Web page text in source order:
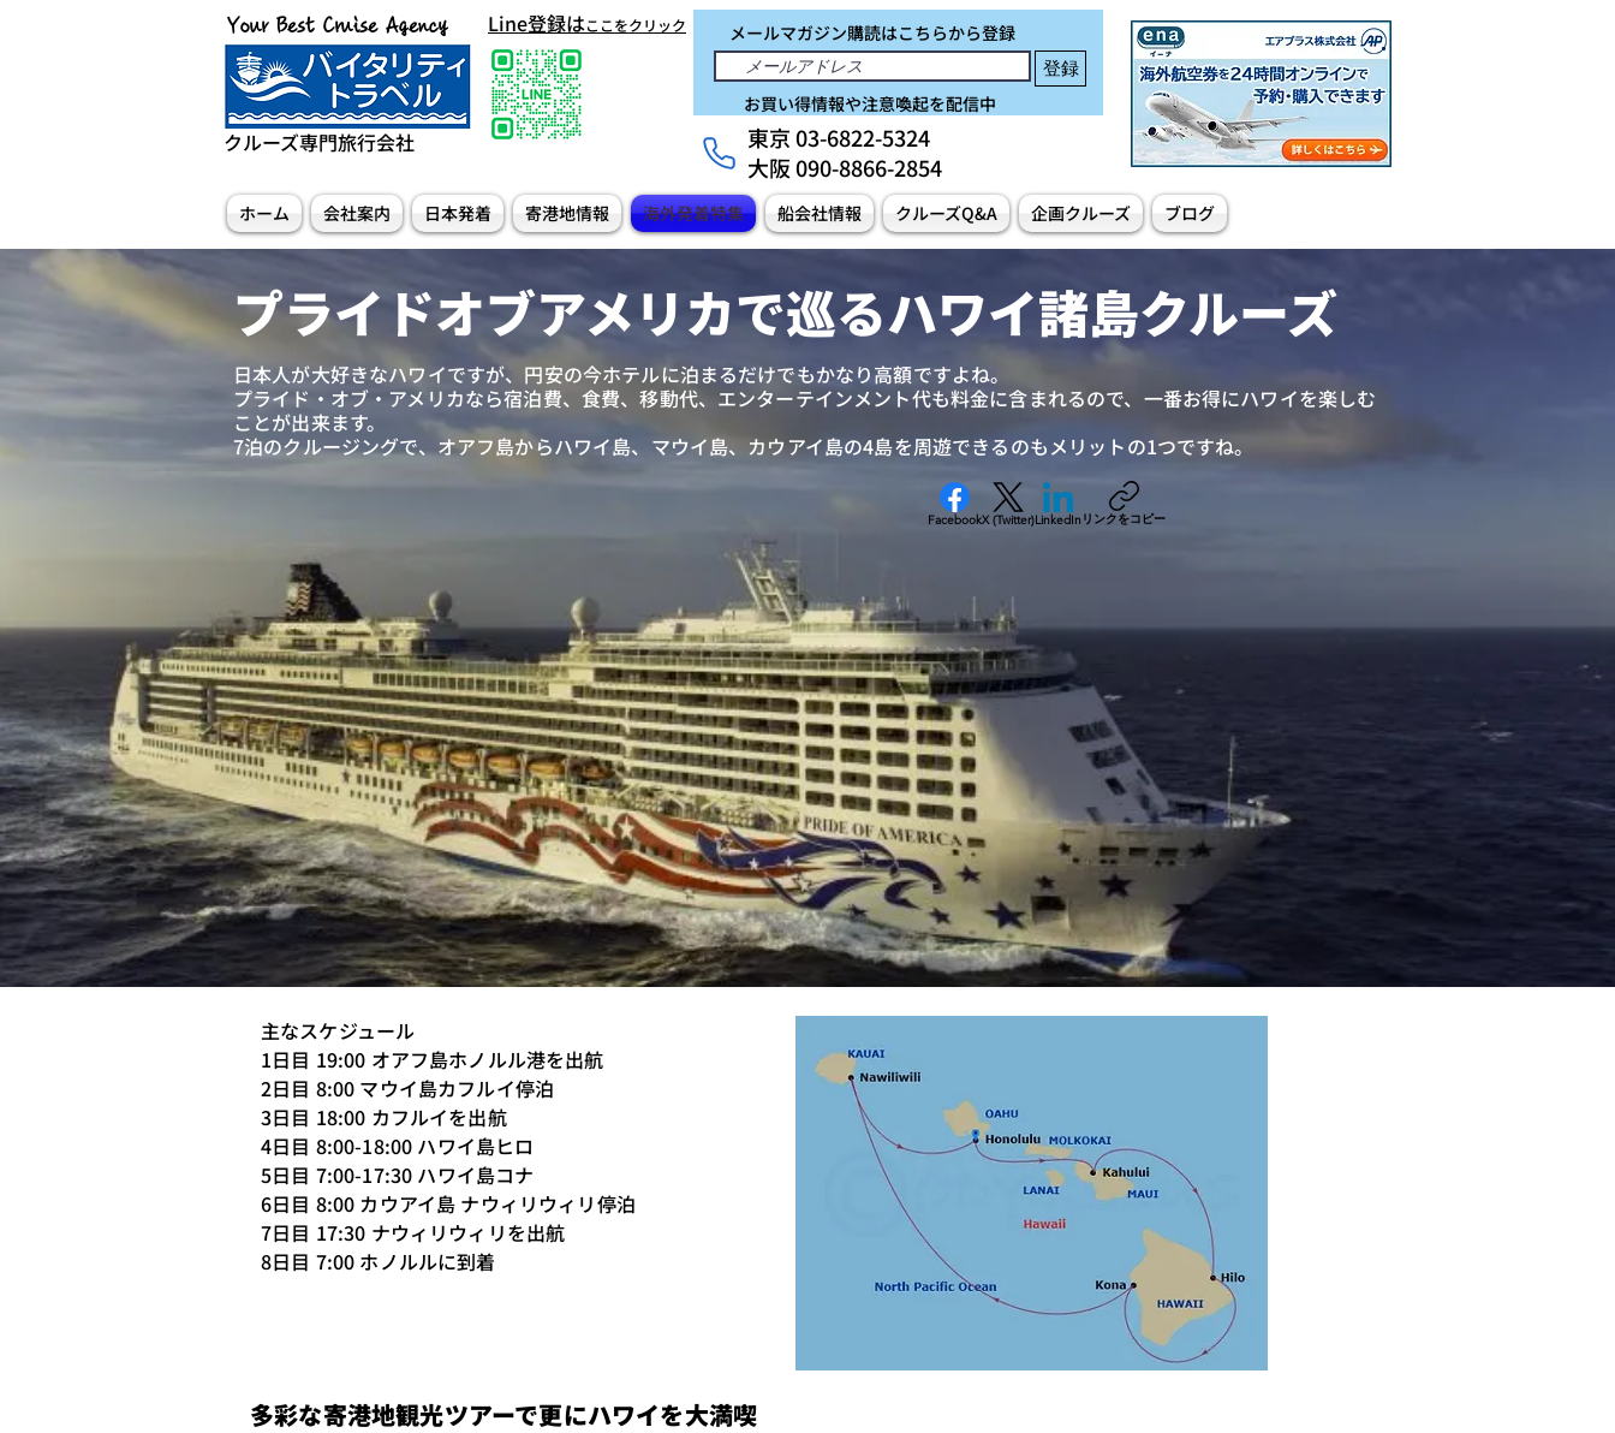
Your Best Cruise Agency
クルーズ専門旅行会社
Line登録はここをクリック メールマガジン購読はこちらから登録
登録
お買い得情報や注意喚起を配信中
東京 03-6822-5324
大阪 090-8866-2854
ホーム 会社案内 日本発着 寄港地情報 海外発着特集 船会社情報 クルーズQ&A 企画クルーズ ブログ
プライドオブアメリカで巡るハワイ諸島クルーズ
日本人が大好きなハワイですが、円安の今ホテルに泊まるだけでもかなり高額ですよね。
プライド・オブ・アメリカなら宿泊費、食費、移動代、エンターテインメント代も料金に含まれるので、一番お得にハワイを楽しむ
ことが出来ます。
​7泊のクルージングで、オアフ島からハワイ島、マウイ島、カウアイ島の4島を周遊できるのもメリットの1つですね。
FacebookX (Twitter)LinkedInリンクをコピー
主なスケジュール
1日目 19:00 オアフ島ホノルル港を出航
2日目 8:00 マウイ島カフルイ停泊
3日目 18:00 カフルイを出航
4日目 8:00-18:00 ハワイ島ヒロ
5日目 7:00-17:30 ハワイ島コナ
6日目 8:00 カウアイ島 ナウィリウィリ停泊
7日目 17:30 ナウィリウィリを出航
8日目 7:00 ホノルルに到着
多彩な寄港地観光ツアーで更にハワイを大満喫